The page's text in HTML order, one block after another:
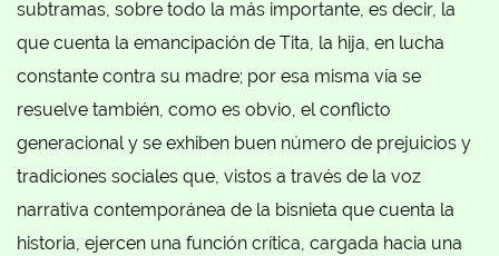
subtramas, sobre todo la más importante, es decir, la
que cuenta la emancipación de Tita, la hija, en lucha
constante contra su madre; por esa misma vía se
resuelve también, como es obvio, el conflicto
generacional y se exhiben buen número de prejuicios y
tradiciones sociales que, vistos a través de la voz
narrativa contemporánea de la bisnieta que cuenta la
historia, ejercen una función crítica, cargada hacia una